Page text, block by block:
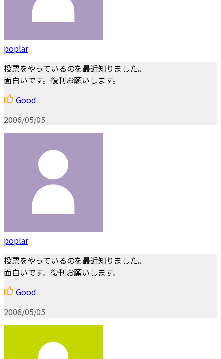
poplar
投票をやっているのを最近知りました。
面白いです。復刊お願いします。
Good
2006/05/05
poplar
投票をやっているのを最近知りました。
面白いです。復刊お願いします。
Good
2006/05/05